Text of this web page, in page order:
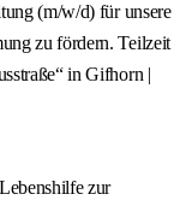
(m/w/d) für unsere
zu fördern. Teilzeit
in Gifhorn |
zur